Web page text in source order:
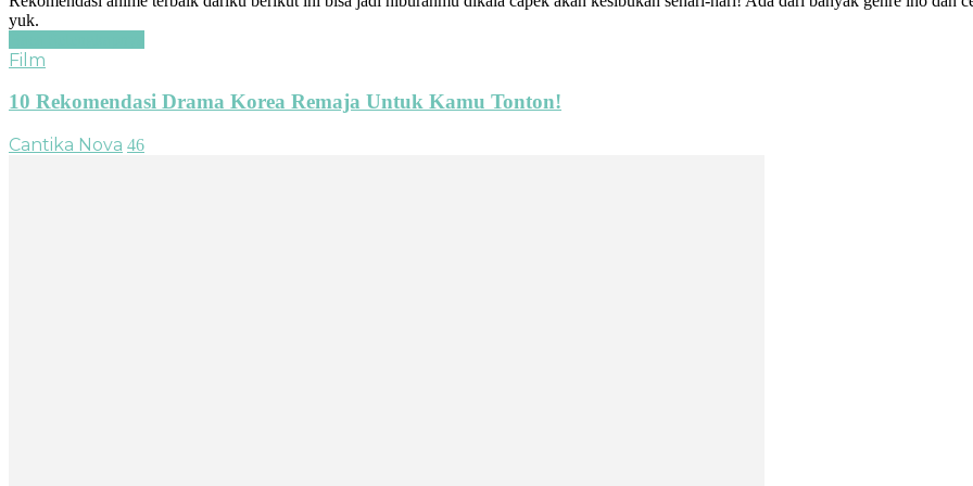
yuk.
Film
10 Rekomendasi Drama Korea Remaja Untuk Kamu Tonton!
Cantika Nova 46